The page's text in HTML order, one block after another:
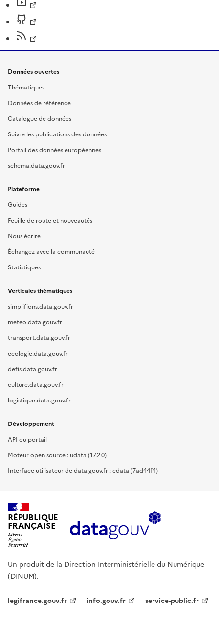
Données ouvertes
Thématiques
Données de référence
Catalogue de données
Suivre les publications des données
Portail des données européennes
schema.data.gouv.fr
Plateforme
Guides
Feuille de route et nouveautés
Nous écrire
Échangez avec la communauté
Statistiques
Verticales thématiques
simplifions.data.gouv.fr
meteo.data.gouv.fr
transport.data.gouv.fr
ecologie.data.gouv.fr
defis.data.gouv.fr
culture.data.gouv.fr
logistique.data.gouv.fr
Développement
API du portail
Moteur open source : udata (17.2.0)
Interface utilisateur de data.gouv.fr : cdata (7ad44f4)
RÉPUBLIQUE
FRANÇAISE
Un produit de la Direction Interministérielle du Numérique
(DINUM).
legifrance.gouv.fr info.gouv.fr service-public.fr